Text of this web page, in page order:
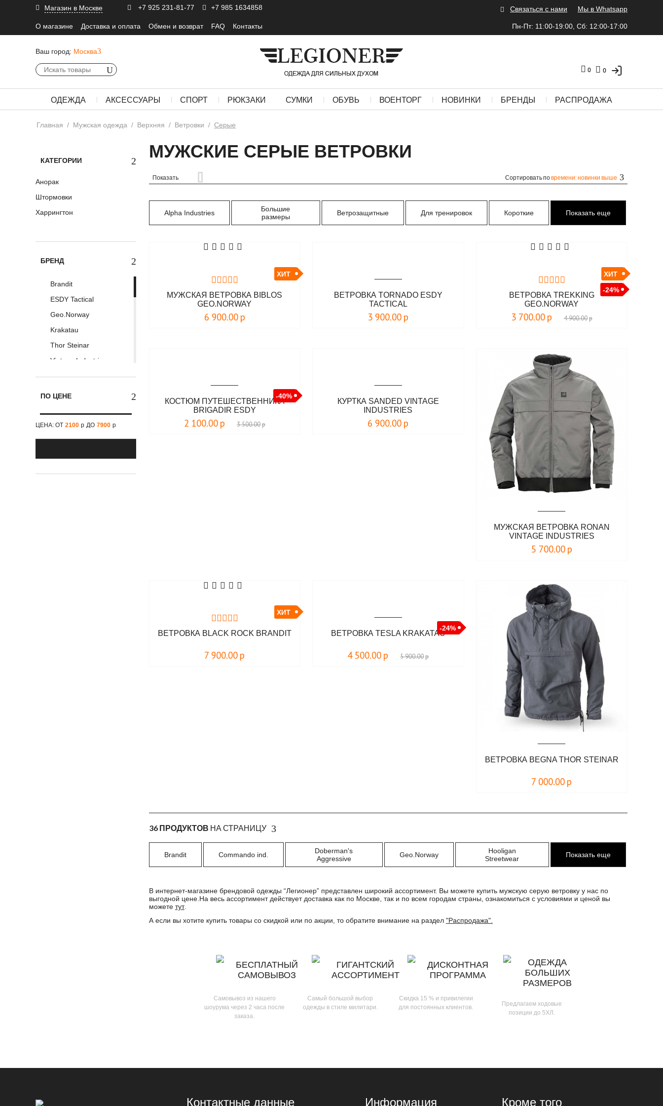
Магазин в Москве +7 925 231-81-77 +7 985 1634858 Связаться с нами Мы в Whatsapp
О магазине Доставка и оплата Обмен и возврат FAQ Контакты Пн-Пт: 11:00-19:00, Сб: 12:00-17:00
Ваш город: Москва
0
0
ОДЕЖДА АКСЕССУАРЫ СПОРТ РЮКЗАКИ СУМКИ ОБУВЬ ВОЕНТОРГ НОВИНКИ БРЕНДЫ РАСПРОДАЖА
Главная / Мужская одежда / Верхняя / Ветровки / Серые
КАТЕГОРИИ
Анорак
Штормовки
Харрингтон
БРЕНД
Brandit
ESDY Tactical
Geo.Norway
Krakatau
Thor Steinar
Vintage Industries
Alpha Industries
DAFEYLI
Doberman's Aggressive
ПО ЦЕНЕ
ЦЕНА: ОТ 2100 р ДО 7900 р
МУЖСКИЕ СЕРЫЕ ВЕТРОВКИ
Показать Сортировать повремени: новинки выше
Alpha Industries
Большие
размеры
Ветрозащитные Для тренировок Короткие Показать еще
ХИТ
МУЖСКАЯ ВЕТРОВКА BIBLOS
GEO.NORWAY
6 900.00 р
ВЕТРОВКА TORNADO ESDY
TACTICAL
3 900.00 р
-24%
ХИТ
ВЕТРОВКА TREKKING
GEO.NORWAY
3 700.00 р 4 900.00р
-40%
КОСТЮМ ПУТЕШЕСТВЕННИКА
BRIGADIR ESDY
2 100.00 р 3 500.00р
КУРТКА SANDED VINTAGE
INDUSTRIES
6 900.00 р
МУЖСКАЯ ВЕТРОВКА RONAN
VINTAGE INDUSTRIES
5 700.00 р
ХИТ
ВЕТРОВКА BLACK ROCK BRANDIT
7 900.00 р
-24%
ВЕТРОВКА TESLA KRAKATAU
4 500.00 р 5 900.00р
ВЕТРОВКА BEGNA THOR STEINAR
7 000.00 р
36 ПРОДУКТОВ НА СТРАНИЦУ
Brandit Commando ind.
Doberman's
Aggressive
Geo.Norway
Hooligan
Streetwear
Показать еще
В интернет-магазине брендовой одежды “Легионер” представлен широкий ассортимент. Вы можете купить мужскую серую ветровку у нас по
выгодной цене.На весь ассортимент действует доставка как по Москве, так и по всем городам страны, ознакомиться с условиями и ценой вы
можете тут.
А если вы хотите купить товары со скидкой или по акции, то обратите внимание на раздел "Распродажа".
БЕСПЛАТНЫЙ
САМОВЫВОЗ
Самовывоз из нашего
шоурума через 2 часа после
заказа.
ГИГАНТСКИЙ
АССОРТИМЕНТ
Самый большой выбор
одежды в стиле милитари.
ДИСКОНТНАЯ
ПРОГРАММА
Скидка 15 % и привилегии
для постоянных клиентов.
ОДЕЖДА
БОЛЬШИХ
РАЗМЕРОВ
Предлагаем ходовые
позиции до 5ХЛ.
Контактные данные Информация Кроме того